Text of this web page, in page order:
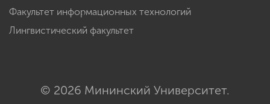
Факультет информационных технологий
Лингвистический факультет
© 2026 Мининский Университет.